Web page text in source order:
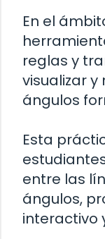
En el
reglas y
visualizar
ángulos
Esta
entre las
ángulos,
interactivo